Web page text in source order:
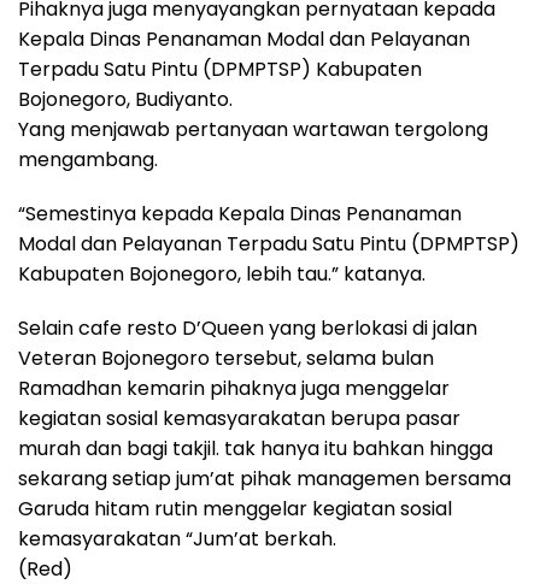
Pihaknya juga menyayangkan pernyataan kepada
Kepala Dinas Penanaman Modal dan Pelayanan
Terpadu Satu Pintu (DPMPTSP) Kabupaten
Bojonegoro, Budiyanto.
Yang menjawab pertanyaan wartawan tergolong
mengambang.
“Semestinya kepada Kepala Dinas Penanaman
Modal dan Pelayanan Terpadu Satu Pintu (DPMPTSP)
Kabupaten Bojonegoro, lebih tau.” katanya.
Selain cafe resto D’Queen yang berlokasi di jalan
Veteran Bojonegoro tersebut, selama bulan
Ramadhan kemarin pihaknya juga menggelar
kegiatan sosial kemasyarakatan berupa pasar
murah dan bagi takjil. tak hanya itu bahkan hingga
sekarang setiap jum’at pihak managemen bersama
Garuda hitam rutin menggelar kegiatan sosial
kemasyarakatan “Jum’at berkah.
(Red)